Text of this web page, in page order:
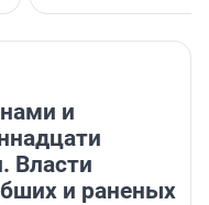
и
Власти
и раненых